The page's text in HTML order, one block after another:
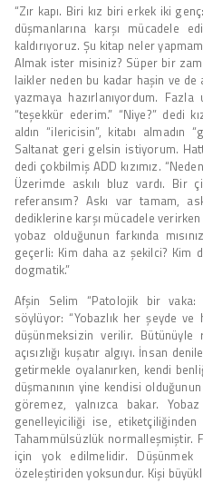
“Zır kapı. Biri kız biri erkek iki
düşmanlarına karşı mücadele
kaldırıyoruz. Şu kitap neler
Almak ister misiniz? Süper bir
laikler neden bu kadar haşin ve de
yazmaya hazırlanıyordum.
“teşekkür ederim.” “Niye?” dedi
aldın “ilericisin”, kitabı almadın
Saltanat geri gelsin istiyorum.
dedi çokbilmiş ADD kızımız.
Üzerimde askılı bluz vardı. Bir
referansım? Askı var tamam,
dediklerine karşı mücadele
yobaz olduğunun farkında
geçerli: Kim daha az şekilci? Kim
dogmatik.”
Afşin Selim “Patolojik bir vaka:
söylüyor: “Yobazlık her şeyde
düşünmeksizin verilir. Bütünüyle
açısızlığı kuşatır algıyı. İnsan
getirmekle oyalanırken, kendi
düşmanının yine kendisi
göremez, yalnızca bakar. Yobaz
genelleyiciliği ise, etiketçiliğinden
Tahammülsüzlük normalleşmiştir.
için yok edilmelidir. Düşünmek
özeleştiriden yoksundur. Kişi